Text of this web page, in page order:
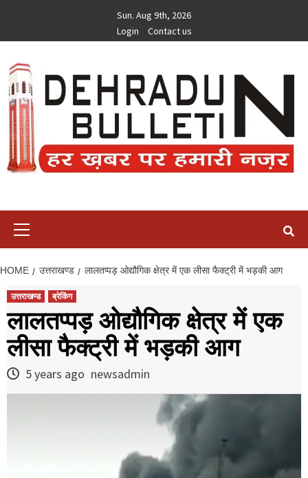
content
Sun. Aug 9th, 2026
Login
Contact us
HOME उत्तराखण्ड लालतप्पड़ ओद्यौगिक क्षेत्र में एक लीसा फैक्ट्री में भड़की आग
उत्तराखण्ड ब्रेकिंग
लालतप्पड़ ओद्यौगिक क्षेत्र में एक
लीसा फैक्ट्री में भड़की आग
5 years ago newsadmin